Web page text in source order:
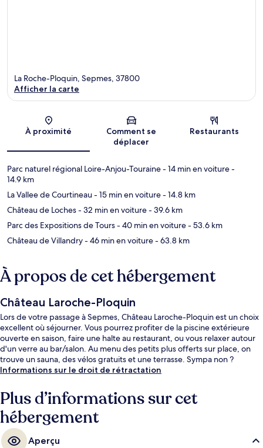
Carte
La Roche-Ploquin, Sepmes, 37800
Afficher la carte
À proximité
Comment se
déplacer
Restaurants
Parc naturel régional Loire-Anjou-Touraine- 14 min en voiture-
14.9 km
La Vallee de Courtineau- 15 min en voiture- 14.8 km
Château de Loches- 32 min en voiture- 39.6 km
Parc des Expositions de Tours- 40 min en voiture- 53.6 km
Château de Villandry- 46 min en voiture- 63.8 km
À propos de cet hébergement
Château Laroche-Ploquin
Lors de votre passage à Sepmes, Château Laroche-Ploquin est un choix
excellent où séjourner. Vous pourrez profiter de la piscine extérieure
ouverte en saison, faire une halte au restaurant, ou vous relaxer autour
d'un verre au bar/salon. Au menu des petits plus offerts sur place, on
trouve un sauna, des vélos gratuits et une terrasse. Sympa non ?
Informations sur le droit de rétractation
Plus d’informations sur cet
hébergement
Aperçu